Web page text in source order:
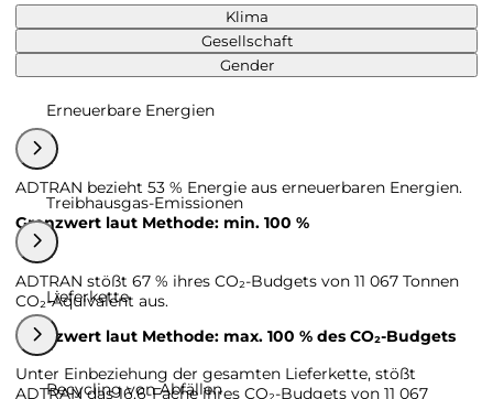
Klima
Gesellschaft
Gender
Erneuerbare Energien
ADTRAN bezieht 53 % Energie aus erneuerbaren Energien.
Grenzwert laut Methode: min. 100 %
Treibhausgas-Emissionen
ADTRAN stößt 67 % ihres CO₂-Budgets von 11 067 Tonnen
CO₂-Äquivalent aus.
Grenzwert laut Methode: max. 100 % des CO₂-Budgets
Lieferkette
Unter Einbeziehung der gesamten Lieferkette, stößt
ADTRAN das 16,6-Fache ihres CO₂-Budgets von 11 067
Recycling von Abfällen